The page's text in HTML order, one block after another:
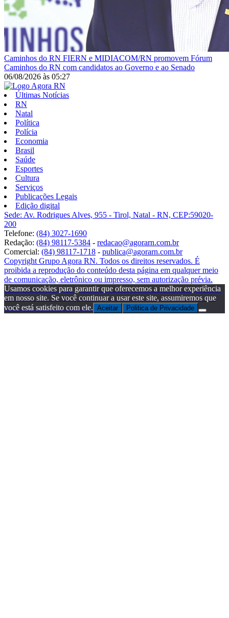
Caminhos do RN FIERN e MIDIACOM/RN promovem Fórum
Caminhos do RN com candidatos ao Governo e ao Senado
06/08/2026 às 05:27
Últimas Notícias
RN
Natal
Política
Polícia
Economia
Brasil
Saúde
Esportes
Cultura
Serviços
Publicações Legais
Edição digital
Sede: Av. Rodrigues Alves, 955 - Tirol, Natal - RN, CEP:59020-
200
Telefone: (84) 3027-1690
Redação: (84) 98117-5384 - redacao@agorarn.com.br
Comercial: (84) 98117-1718 - publica@agorarn.com.br
Copyright Grupo Agora RN. Todos os direitos reservados. É
proibida a reprodução do conteúdo desta página em qualquer meio
de comunicação, eletrônico ou impresso, sem autorização prévia.
Usamos cookies para garantir que oferecemos a melhor experiência
em nosso site. Se você continuar a usar este site, assumiremos que
você está satisfeito com ele. Aceitar Politica de Privacidade